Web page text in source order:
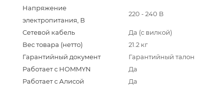
Напряжение
электропитания, В
220 - 240 В
Сетевой кабель
Да (с вилкой)
Вес товара (нетто)
21.2 кг
Гарантийный документ
Гарантийный талон
Работает с HOMMYN
Да
Работает с Алисой
Да